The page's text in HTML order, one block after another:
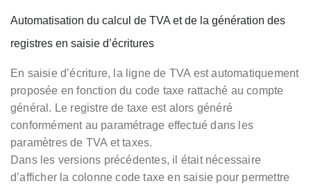
Automatisation du calcul de TVA et de la génération des
registres en saisie d’écritures
En saisie d’écriture, la ligne de TVA est automatiquement
proposée en fonction du code taxe rattaché au compte
général. Le registre de taxe est alors généré
conformément au paramétrage effectué dans les
paramètres de TVA et taxes.
Dans les versions précédentes, il était nécessaire
d’afficher la colonne code taxe en saisie pour permettre